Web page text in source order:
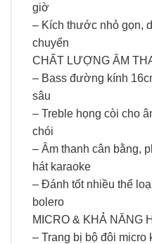
giờ
– Kích thước nhỏ gọn,
chuyển
CHẤT LƯỢNG ÂM
– Bass đường kính
sâu
– Treble họng còi cho
chói
– Âm thanh cân bằng,
hát karaoke
– Đánh tốt nhiều thể
bolero
MICRO & KHẢ NĂNG
– Trang bị bộ đôi micro